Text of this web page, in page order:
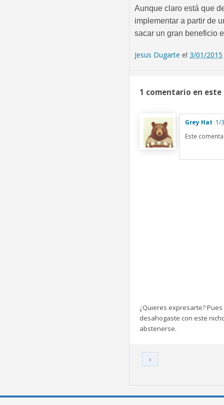
Aunque claro está que
implementar a partir de
sacar un gran beneficio
Jesus Dugarte el 3/01/2015
1 comentario en
Grey Hat 1/
Este
¿Quieres expresarte?
desahogaste con este
abstenerse.
‹